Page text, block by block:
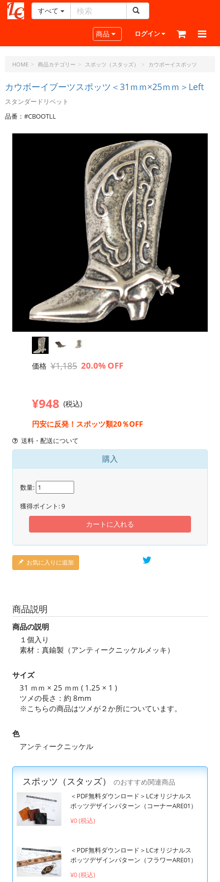
ー
ラ
ト・
ド
ッ
ト・
すべて
Toggle navigation
商品 ログイン
HOME 商品カテゴリー スポッツ（スタッズ） カウボーイスポッツ
カウボーイブーツスポッツ＜31ｍｍ×25ｍｍ＞Left
スタンダードリベット
品番：#CBOOTLL
価格 ¥1,185 20.0% OFF
¥948 (税込)
円安に反発！スポッツ類20％OFF
送料・配送について
購入
数量:
獲得ポイント:9
カートに入れる
お気に入りに追加
商品説明
商品の説明
１個入り
素材：真鍮製（アンティークニッケルメッキ）
サイズ
31 ｍｍ × 25 ｍｍ ( 1.25 × 1 )
ツメの長さ：約 8mm
※こちらの商品はツメが２か所についています。
色
アンティークニッケル
スポッツ（スタッズ）
のおすすめ関連商品
＜PDF無料ダウンロード＞LCオリジナルス
ポッツデザインパターン（コーナーARE01）
¥0 (税込)
＜PDF無料ダウンロード＞LCオリジナルス
ポッツデザインパターン（フラワーARE01）
¥0 (税込)